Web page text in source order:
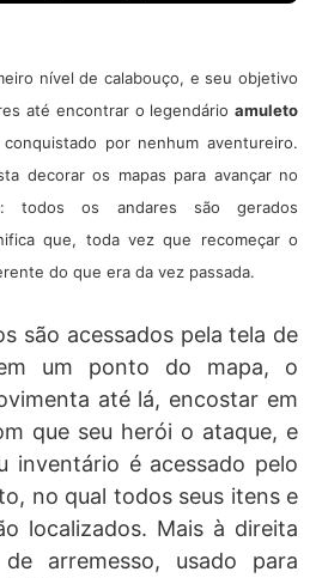
nível de calabouço, e seu objetivo
até encontrar o legendário amuleto
por nenhum aventureiro.
decorar os mapas para avançar no
todos os andares são gerados
que, toda vez que recomeçar o
do que era da vez passada.
são acessados pela tela de
um ponto do mapa, o
até lá, encostar em
que seu herói o ataque, e
inventário é acessado pelo
no qual todos seus itens e
localizados. Mais à direita
arremesso, usado para